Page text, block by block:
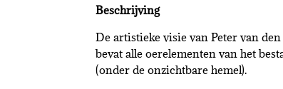
Beschrijving
De artistieke visie van Peter van
bevat alle oerelementen van het
(onder de onzichtbare hemel).